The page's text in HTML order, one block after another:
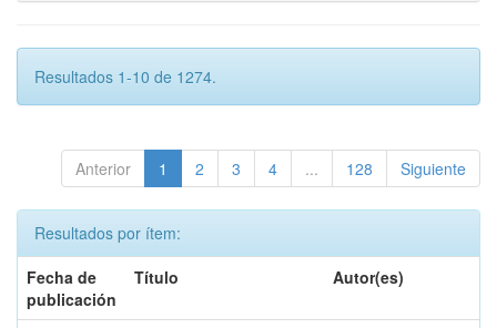
Resultados 1-10 de 1274.
Anterior 1 2 3 4 ... 128 Siguiente
Resultados por ítem:
Fecha de
publicación
Título Autor(es)